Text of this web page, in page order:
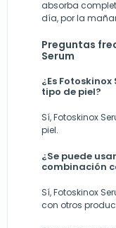
absorba
día, por la
Preguntas
Serum
¿Es
tipo de piel?
Sí, Fotoskinox
piel.
¿Se puede
combinación
Sí, Fotoskinox
con otros